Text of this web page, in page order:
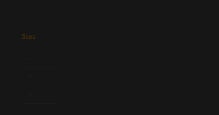
Saes